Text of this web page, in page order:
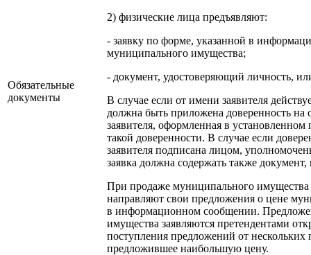
Обязательные
документы
2) физические лица предъявляют:
- заявку по форме, указанной в
муниципального имущества;
- документ, удостоверяющий личность,
В случае если от имени заявителя
должна быть приложена доверенность на
заявителя, оформленная в
такой доверенности. В случае если
заявителя подписана лицом,
заявка должна содержать также
При продаже муниципального имущества
направляют свои предложения о цене
в информационном сообщении.
имущества заявляются претендентами
поступления предложений от нескольких
предложившее наибольшую цену.